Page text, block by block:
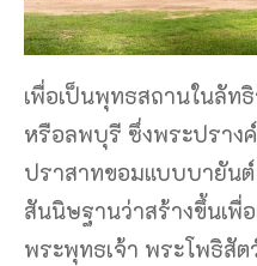
เพื่อเป็นพุทธสถานในลัท
หรือลพบุรี ซึ่งพระปราง
ปราสาทขอมแบบบายันต์
สันนิษฐานว่าสร้างขึ้นเ
พระพุทธเจ้า พระโพธิสั